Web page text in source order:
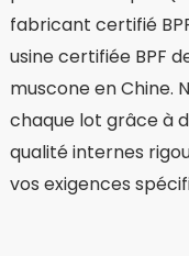
fabricant certifié
usine certifiée BPF
muscone en Chine.
chaque lot grâce à
qualité internes
vos exigences